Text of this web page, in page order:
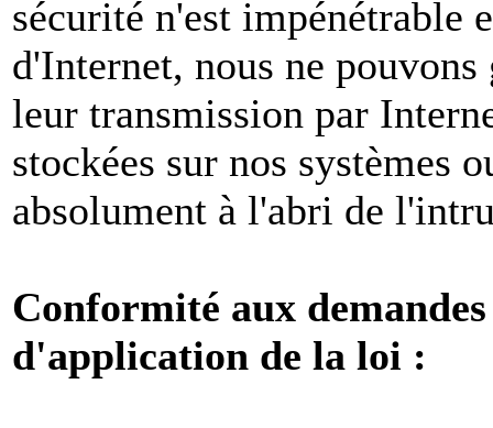
sécurité n'est impénétrable
d'Internet, nous ne
leur transmission par
stockées sur nos systèmes
absolument à l'abri de
Conformité aux
d'application de la loi :